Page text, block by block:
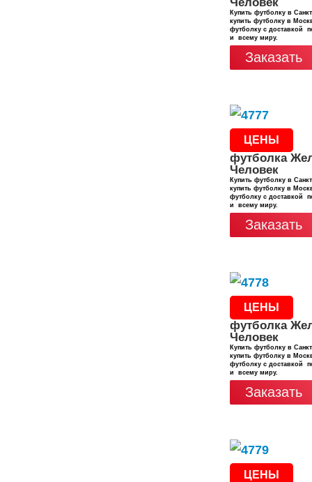
Человек
Купить футболку в
купить футболку в
футболку с доставкой
и всему миру.
Заказать
ЦЕНЫ
футболка
Человек
Купить футболку в
купить футболку в
футболку с доставкой
и всему миру.
Заказать
ЦЕНЫ
футболка
Человек
Купить футболку в
купить футболку в
футболку с доставкой
и всему миру.
Заказать
ЦЕНЫ